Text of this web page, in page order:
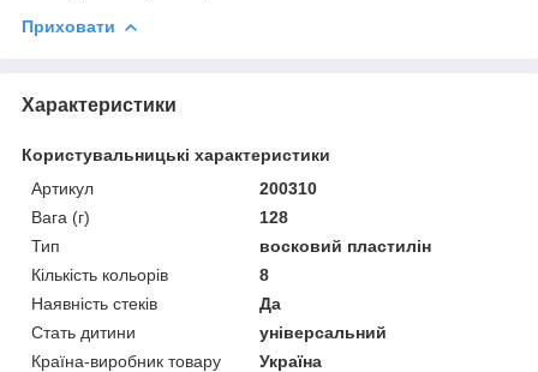
Приховати
Характеристики
Користувальницькі характеристики
Артикул
200310
Вага (г)
128
Тип
восковий пластилін
Кількість кольорів
8
Наявність стеків
Да
Стать дитини
універсальний
Країна-виробник товару
Україна